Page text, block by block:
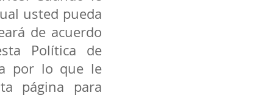
usted pueda
de acuerdo
Política de
por lo que le
página para